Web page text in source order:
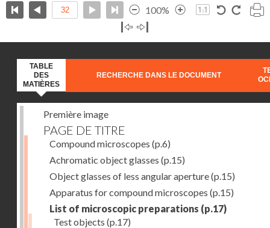
100%
TABLE
DES
MATIÈRES
RECHERCHE DANS LE DOCUMENT
Première image
PAGE DE TITRE
Compound microscopes (p.6)
Achromatic object glasses (p.15)
Object glasses of less angular aperture(p.15)
Apparatus for compound microscopes (p.15)
List of microscopic preparations (p.17)
Test objects (p.17)